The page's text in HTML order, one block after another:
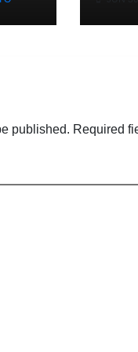
published. Required